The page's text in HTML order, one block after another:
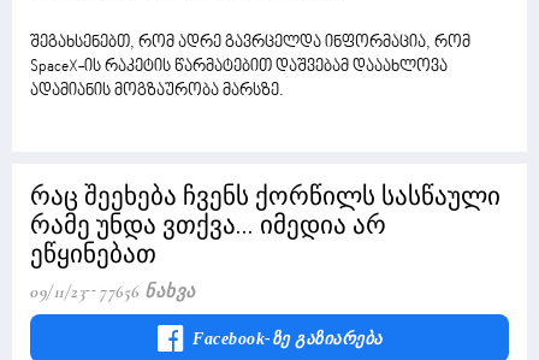
შეგახსენებთ, რომ ადრე გავრცელდა ინფორმაცია, რომ
SpaceX-ის რაკეტის წარმატებით დაშვებამ დააახლოვა
ადამიანის მოგზაურობა მარსზე.
რაც შეეხება ჩვენს ქორწილს სასწაული
რამე უნდა ვთქვა... იმედია არ
ეწყინებათ
09/11/23 77656 Ნახვა
Facebook-Ზე Გაზიარება